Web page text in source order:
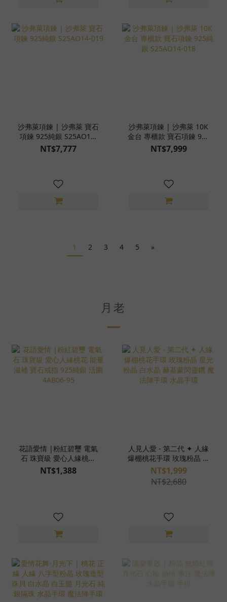
沙弗萊項鍊 | 沙弗萊 寶石
項鍊 925純銀 S25AO14-
019
NT$7,777
沙弗萊項鍊 | 沙弗萊 10K
金台 專櫃款 寶石項鍊 925
純銀 S25AO14-018
NT$7,999
1 2 3 4 5 »
月老
花語愛情 |粉紅碧璽 電氣
石 珠寶級 愛心人緣桃花
能量滋補 寶石戒指 925純
銀 活圍 4AB06-95
NT$1,388
人見人愛 - 第二代 ✦ 人緣
爆棚桃花手環 玫瑰粉晶 星
光粉晶 白水晶 赫基蒙閃靈
鑽 魔法陣手環 水晶手環
NT$1,999
NT$2,680